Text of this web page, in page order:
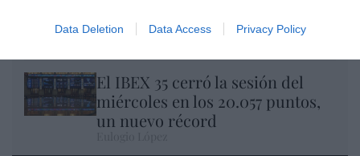
Data Deletion Data Access Privacy Policy
con Hacienda por 700.000
euros... suma y sigue
El IBEX 35 cerró la sesión del
miércoles en los 20.057 puntos,
un nuevo récord